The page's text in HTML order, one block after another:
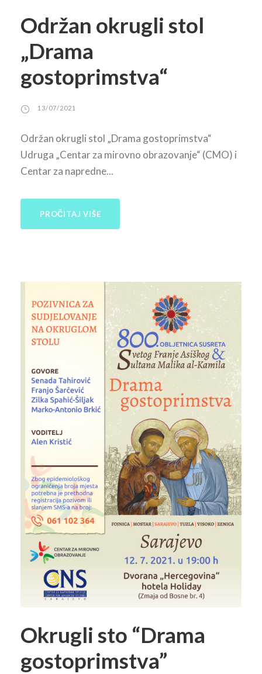
Održan okrugli stol
„Drama
gostoprimstva“
13/07/2021
Održan okrugli stol „Drama gostoprimstva“
Udruga „Centar za mirovno obrazovanje“ (CMO) i
Centar za napredne...
PROČITAJ VIŠE
Okrugli sto “Drama
gostoprimstva”